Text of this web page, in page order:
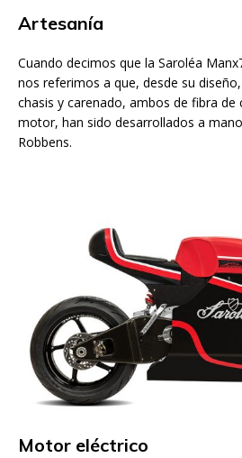
Artesanía
Cuando decimos que la Saroléa
nos referimos a que, desde su
chasis y carenado, ambos de fibra
motor, han sido desarrollados a
Robbens.
Motor eléctrico